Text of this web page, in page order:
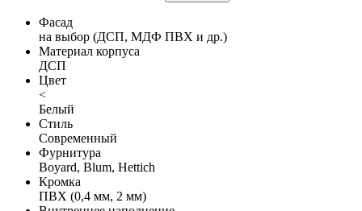
Фасад
на выбор (ДСП, МДФ ПВХ и др.)
Материал корпуса
ДСП
Цвет
<
Белый
Стиль
Современный
Фурнитура
Boyard, Blum, Hettich
Кромка
ПВХ (0,4 мм, 2 мм)